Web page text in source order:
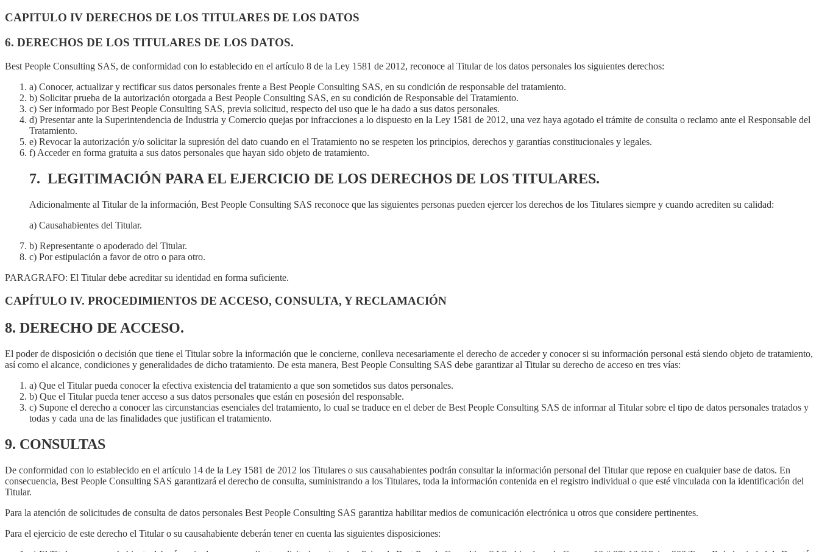
CAPITULO IV DERECHOS DE LOS TITULARES DE LOS DATOS
6. DERECHOS DE LOS TITULARES DE LOS DATOS.
Best People Consulting SAS, de conformidad con lo establecido en el artículo 8 de la Ley 1581 de 2012, reconoce al Titular de los datos personales los siguientes derechos:
a) Conocer, actualizar y rectificar sus datos personales frente a Best People Consulting SAS, en su condición de responsable del tratamiento.
b) Solicitar prueba de la autorización otorgada a Best People Consulting SAS, en su condición de Responsable del Tratamiento.
c) Ser informado por Best People Consulting SAS, previa solicitud, respecto del uso que le ha dado a sus datos personales.
d) Presentar ante la Superintendencia de Industria y Comercio quejas por infracciones a lo dispuesto en la Ley 1581 de 2012, una vez haya agotado el trámite de consulta o reclamo ante el Responsable del
Tratamiento.
e) Revocar la autorización y/o solicitar la supresión del dato cuando en el Tratamiento no se respeten los principios, derechos y garantías constitucionales y legales.
f) Acceder en forma gratuita a sus datos personales que hayan sido objeto de tratamiento.
7. LEGITIMACIÓN PARA EL EJERCICIO DE LOS DERECHOS DE LOS TITULARES.
Adicionalmente al Titular de la información, Best People Consulting SAS reconoce que las siguientes personas pueden ejercer los derechos de los Titulares siempre y cuando acrediten su calidad:
a) Causahabientes del Titular.
b) Representante o apoderado del Titular.
c) Por estipulación a favor de otro o para otro.
PARAGRAFO: El Titular debe acreditar su identidad en forma suficiente.
CAPÍTULO IV. PROCEDIMIENTOS DE ACCESO, CONSULTA, Y RECLAMACIÓN
8. DERECHO DE ACCESO.
El poder de disposición o decisión que tiene el Titular sobre la información que le concierne, conlleva necesariamente el derecho de acceder y conocer si su información personal está siendo objeto de tratamiento,
así como el alcance, condiciones y generalidades de dicho tratamiento. De esta manera, Best People Consulting SAS debe garantizar al Titular su derecho de acceso en tres vías:
a) Que el Titular pueda conocer la efectiva existencia del tratamiento a que son sometidos sus datos personales.
b) Que el Titular pueda tener acceso a sus datos personales que están en posesión del responsable.
c) Supone el derecho a conocer las circunstancias esenciales del tratamiento, lo cual se traduce en el deber de Best People Consulting SAS de informar al Titular sobre el tipo de datos personales tratados y
todas y cada una de las finalidades que justifican el tratamiento.
9. CONSULTAS
De conformidad con lo establecido en el artículo 14 de la Ley 1581 de 2012 los Titulares o sus causahabientes podrán consultar la información personal del Titular que repose en cualquier base de datos. En
consecuencia, Best People Consulting SAS garantizará el derecho de consulta, suministrando a los Titulares, toda la información contenida en el registro individual o que esté vinculada con la identificación del
Titular.
Para la atención de solicitudes de consulta de datos personales Best People Consulting SAS garantiza habilitar medios de comunicación electrónica u otros que considere pertinentes.
Para el ejercicio de este derecho el Titular o su causahabiente deberán tener en cuenta las siguientes disposiciones: